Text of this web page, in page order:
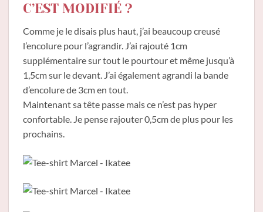
C’EST MODIFIÉ ?
Comme je le disais plus haut, j’ai beaucoup creusé
l’encolure pour l’agrandir. J’ai rajouté 1cm
supplémentaire sur tout le pourtour et même jusqu’à
1,5cm sur le devant. J’ai également agrandi la bande
d’encolure de 3cm en tout.
Maintenant sa tête passe mais ce n’est pas hyper
confortable. Je pense rajouter 0,5cm de plus pour les
prochains.